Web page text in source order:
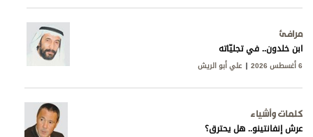
مرافئ
ابن خلدون.. في تجليّاته
6 أغسطس 2026 علي أبو الريش
كلمات وأشياء
عرش إنفانتينو.. هل يحترق؟